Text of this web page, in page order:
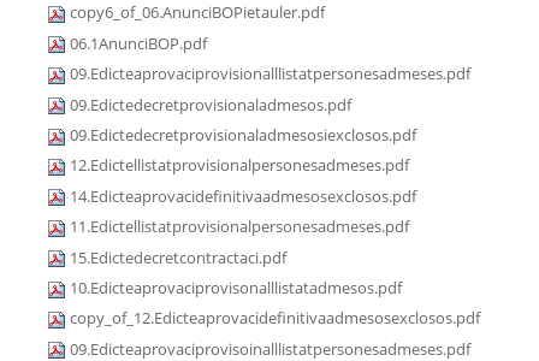
copy6_of_06.AnunciBOPietauler.pdf
06.1AnunciBOP.pdf
09.Edicteaprovaciprovisionalllistatpersonesadmeses.pdf
09.Edictedecretprovisionaladmesos.pdf
09.Edictedecretprovisionaladmesosiexclosos.pdf
12.Edictellistatprovisionalpersonesadmeses.pdf
14.Edicteaprovacidefinitivaadmesosexclosos.pdf
11.Edictellistatprovisionalpersonesadmeses.pdf
15.Edictedecretcontractaci.pdf
10.Edicteaprovaciprovisonalllistatadmesos.pdf
copy_of_12.Edicteaprovacidefinitivaadmesosexclosos.pdf
09.Edicteaprovaciprovisoinalllistatpersonesadmeses.pdf